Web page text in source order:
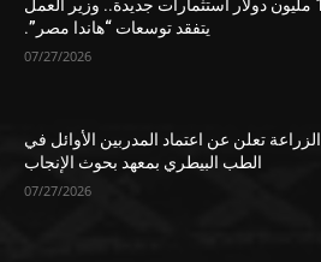
100 مليون دولار استثمارات جديدة.. وزير العمل
يتفقد توسعات “هاندا مصر”.
07/27/2026
الزراعة تعلن عن اعتماد المدربين الأوائل في
الطب البيطري بمعهد بحوث الإنجاب
07/27/2026